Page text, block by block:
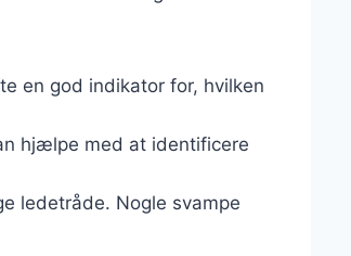
en god indikator for, hvilken
hjælpe med at identificere
ledetråde. Nogle svampe